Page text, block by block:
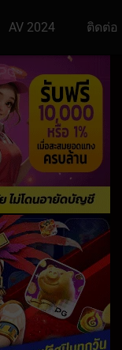
AV 2024 ติดต่อ